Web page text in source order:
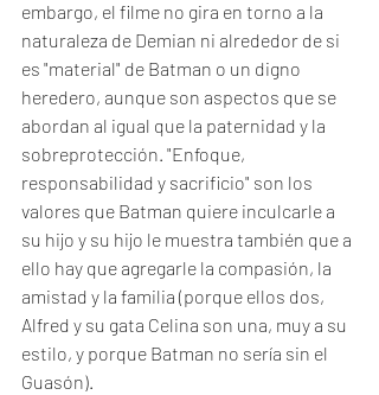
embargo, el filme no gira en torno a la
naturaleza de Demian ni alrededor de si
es "material" de Batman o un digno
heredero, aunque son aspectos que se
abordan al igual que la paternidad y la
sobreprotección. "Enfoque,
responsabilidad y sacrificio" son los
valores que Batman quiere inculcarle a
su hijo y su hijo le muestra también que a
ello hay que agregarle la compasión, la
amistad y la familia (porque ellos dos,
Alfred y su gata Celina son una, muy a su
estilo, y porque Batman no sería sin el
Guasón).